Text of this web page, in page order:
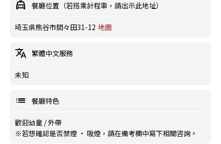
餐廳位置（若搭乘計程車，請出示此地址）
埼玉県熊谷市間々田31-12 地圖
繁體中文服務
未知
餐廳特色
歡迎幼童 /外帶
※若想確認是否禁煙 · 吸煙，請在備考欄中寫下相關咨詢。